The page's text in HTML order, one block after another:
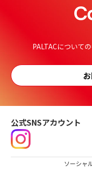
PALTACについて
公式SNSアカウント
ソーシャ